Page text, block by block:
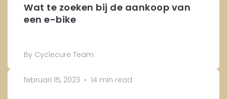
Wat te zoeken bij de aankoop van
een e-bike
By Cyclecure Team
februari 15, 2023 • 14 min read